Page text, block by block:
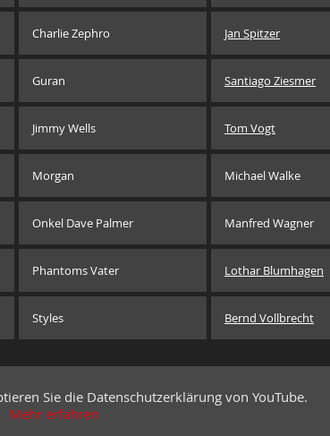
Charlie Zephro Jan Spitzer
Guran Santiago Ziesmer
Jimmy Wells Tom Vogt
Morgan Michael Walke
Onkel Dave Palmer Manfred Wagner
Phantoms Vater Lothar Blumhagen
Styles Bernd Vollbrecht
Sie die Datenschutzerklärung von YouTube.
Mehr erfahren